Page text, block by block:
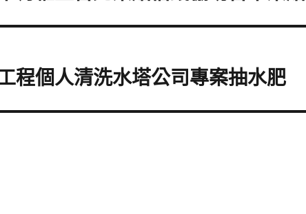
程個人清洗水塔公司專案抽水肥